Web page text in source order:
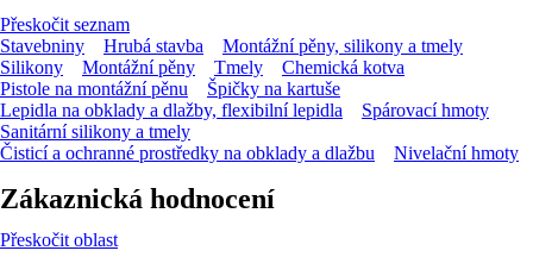
Přeskočit seznam
Stavebniny
Hrubá stavba
Montážní pěny, silikony a tmely
Silikony
Montážní pěny Tmely
Chemická kotva
Pistole na montážní pěnu
Špičky na kartuše
Lepidla na obklady a dlažby, flexibilní lepidla
Spárovací hmoty
Sanitární silikony a tmely
Čisticí a ochranné prostředky na obklady a dlažbu
Nivelační hmoty
Zákaznická hodnocení
Přeskočit oblast